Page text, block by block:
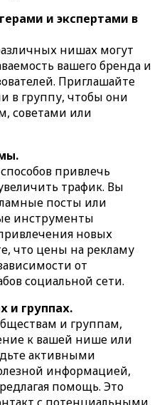
и экспертами в
нишах могут
вашего бренда и
Приглашайте
в группу, чтобы они
советами или
привлечь
трафик. Вы
посты или
инструменты
новых
что цены на рекламу
от
социальной сети.
и группах.
и группам,
к вашей нише или
активными
информацией,
помощь. Это